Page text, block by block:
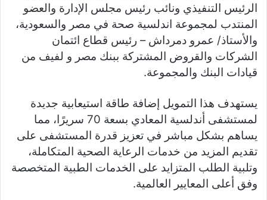
الرئيس التنفيذي ونائب رئيس مجلس الإدارة والعضو
المنتدب لمجموعة اندلسية صحة في مصر والسعودية،
والأستاذ/ عمرو دمرداش – رئيس قطاع ائتمان
الشركات والقروض المشتركة ببنك مصر و لفيف من
قيادات البنك والمجموعة.
يستهدف هذا التمويل إضافة طاقة استيعابية جديدة
لمستشفى أندلسية المعادي بسعة 70 سريرًا، مما
يساهم بشكل مباشر في تعزيز قدرة المستشفى على
تقديم المزيد من خدمات الرعاية الصحية المتكاملة،
وتلبية الطلب المتزايد على الخدمات الطبية المتخصصة
وفق أعلى المعايير العالمية.